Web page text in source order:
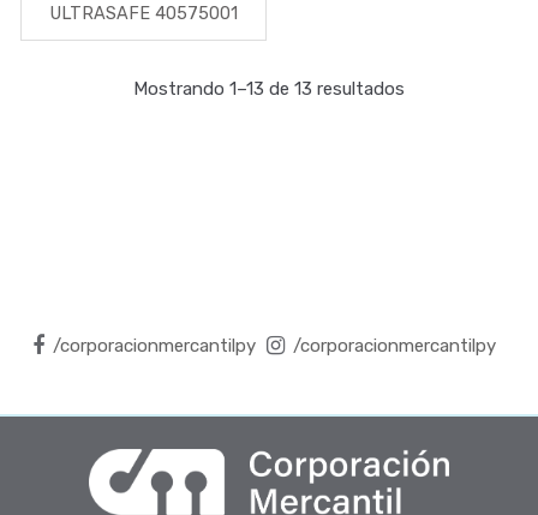
ULTRASAFE 40575001
Mostrando 1–13 de 13 resultados
/corporacionmercantilpy /corporacionmercantilpy